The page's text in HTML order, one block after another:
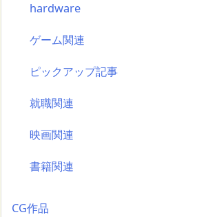
hardware
ゲーム関連
ピックアップ記事
就職関連
映画関連
書籍関連
CG作品